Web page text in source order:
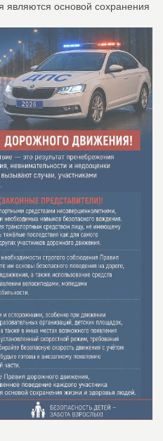
являются основой сохранения